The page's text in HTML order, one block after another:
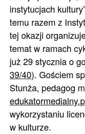
instytucjach
temu razem z
tej okazji
temat w ramach
już 29 stycznia o
39/40). Gościem
Stunża, pedagog
wykorzystaniu
w kulturze.